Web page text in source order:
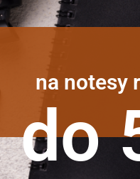
na notesy
do